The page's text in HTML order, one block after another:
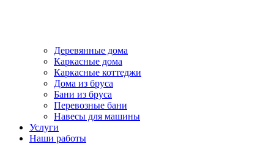
Деревянные дома
Каркасные дома
Каркасные коттеджи
Дома из бруса
Бани из бруса
Перевозные бани
Навесы для машины
Услуги
Наши работы